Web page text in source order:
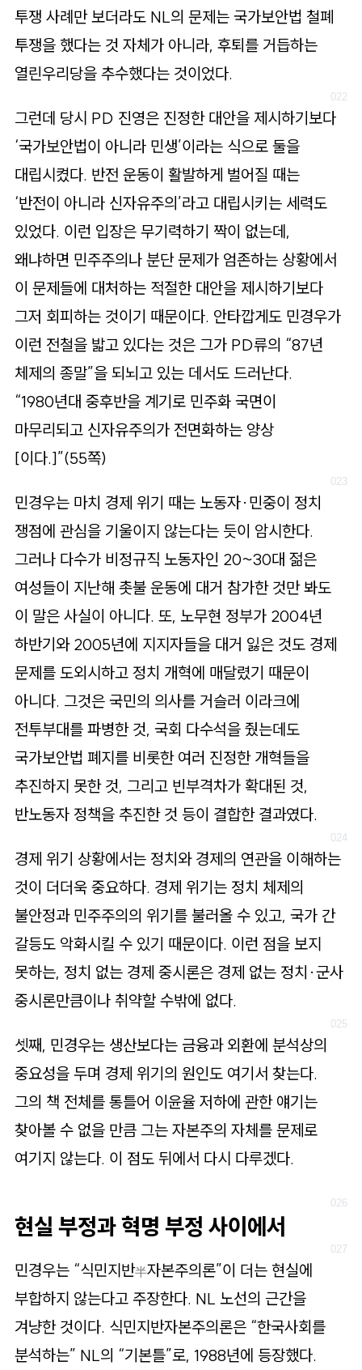
투쟁 사례만 보더라도 NL의 문제는 국가보안법 철폐
투쟁을 했다는 것 자체가 아니라, 후퇴를 거듭하는
열린우리당을 추수했다는 것이었다.
그런데 당시 PD 진영은 진정한 대안을 제시하기보다
‘국가보안법이 아니라 민생’이라는 식으로 둘을
대립시켰다. 반전 운동이 활발하게 벌어질 때는
‘반전이 아니라 신자유주의’라고 대립시키는 세력도
있었다. 이런 입장은 무기력하기 짝이 없는데,
왜냐하면 민주주의나 분단 문제가 엄존하는 상황에서
이 문제들에 대처하는 적절한 대안을 제시하기보다
그저 회피하는 것이기 때문이다. 안타깝게도 민경우가
이런 전철을 밟고 있다는 것은 그가 PD류의 “87년
체제의 종말”을 되뇌고 있는 데서도 드러난다.
“1980년대 중후반을 계기로 민주화 국면이
마무리되고 신자유주의가 전면화하는 양상
[이다.]”(55쪽)
민경우는 마치 경제 위기 때는 노동자·민중이 정치
쟁점에 관심을 기울이지 않는다는 듯이 암시한다.
그러나 다수가 비정규직 노동자인 20~30대 젊은
여성들이 지난해 촛불 운동에 대거 참가한 것만 봐도
이 말은 사실이 아니다. 또, 노무현 정부가 2004년
하반기와 2005년에 지지자들을 대거 잃은 것도 경제
문제를 도외시하고 정치 개혁에 매달렸기 때문이
아니다. 그것은 국민의 의사를 거슬러 이라크에
전투부대를 파병한 것, 국회 다수석을 줬는데도
국가보안법 폐지를 비롯한 여러 진정한 개혁들을
추진하지 못한 것, 그리고 빈부격차가 확대된 것,
반노동자 정책을 추진한 것 등이 결합한 결과였다.
경제 위기 상황에서는 정치와 경제의 연관을 이해하는
것이 더더욱 중요하다. 경제 위기는 정치 체제의
불안정과 민주주의의 위기를 불러올 수 있고, 국가 간
갈등도 악화시킬 수 있기 때문이다. 이런 점을 보지
못하는, 정치 없는 경제 중시론은 경제 없는 정치·군사
중시론만큼이나 취약할 수밖에 없다.
셋째, 민경우는 생산보다는 금융과 외환에 분석상의
중요성을 두며 경제 위기의 원인도 여기서 찾는다.
그의 책 전체를 통틀어 이윤율 저하에 관한 얘기는
찾아볼 수 없을 만큼 그는 자본주의 자체를 문제로
여기지 않는다. 이 점도 뒤에서 다시 다루겠다.
현실 부정과 혁명 부정 사이에서
민경우는 “식민지반半자본주의론”이 더는 현실에
부합하지 않는다고 주장한다. NL 노선의 근간을
겨냥한 것이다. 식민지반자본주의론은 “한국사회를
분석하는” NL의 “기본틀”로, 1988년에 등장했다.